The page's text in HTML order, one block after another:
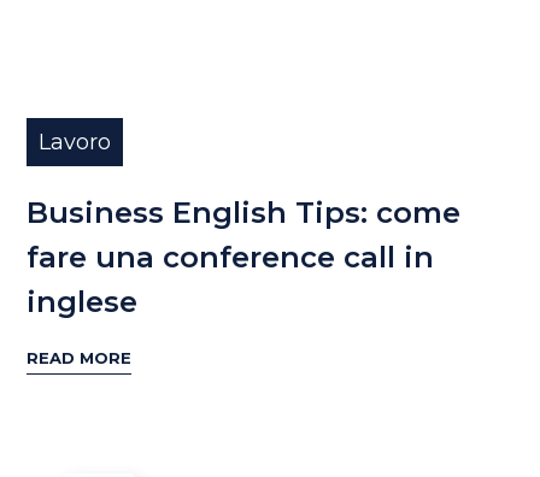
Lavoro
Business English Tips: come
fare una conference call in
inglese
READ MORE